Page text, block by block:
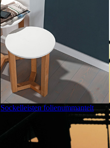
Sockelleisten folienummantelt